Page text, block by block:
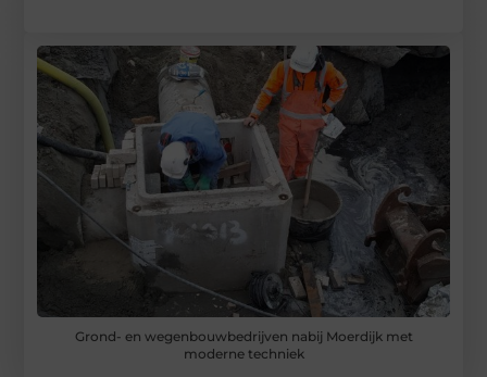
Grond- en wegenbouwbedrijven nabij Moerdijk met
moderne techniek